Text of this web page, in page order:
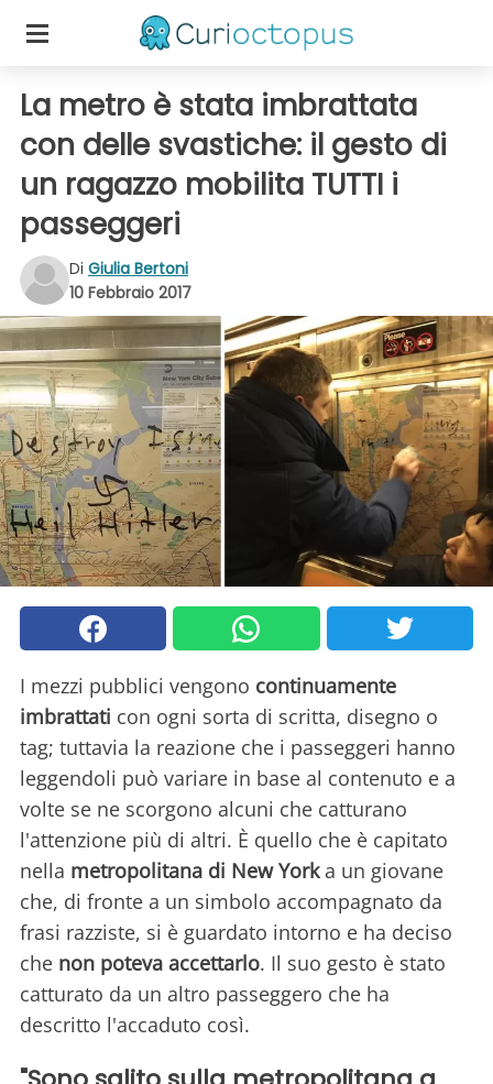
La metro è stata imbrattata
con delle svastiche: il gesto di
un ragazzo mobilita TUTTI i
passeggeri
Di Giulia Bertoni
10 Febbraio 2017
I mezzi pubblici vengono continuamente
imbrattati con ogni sorta di scritta, disegno o
tag; tuttavia la reazione che i passeggeri hanno
leggendoli può variare in base al contenuto e a
volte se ne scorgono alcuni che catturano
l'attenzione più di altri. È quello che è capitato
nella metropolitana di New Yorka un giovane
che, di fronte a un simbolo accompagnato da
frasi razziste, si è guardato intorno e ha deciso
che non poteva accettarlo. Il suo gesto è stato
catturato da un altro passeggero che ha
descritto l'accaduto così.